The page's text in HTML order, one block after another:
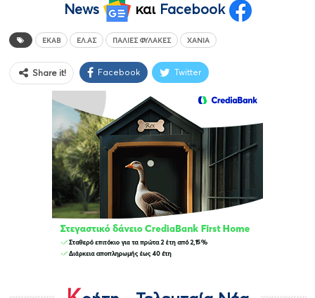
News
και Facebook
ΕΚΑΒ ΕΛ.ΑΣ ΠΑΛΙΈΣ ΦΥΛΑΚΈΣ ΧΑΝΙΆ
Share it! Facebook Twitter